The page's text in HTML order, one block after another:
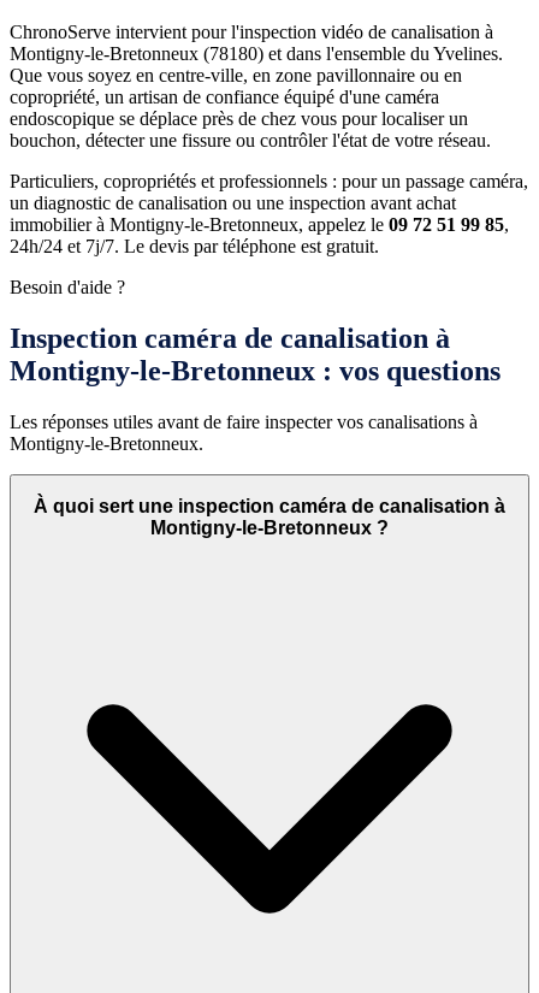
ChronoServe intervient pour l'inspection vidéo de canalisation à
Montigny-le-Bretonneux (78180) et dans l'ensemble du Yvelines.
Que vous soyez en centre-ville, en zone pavillonnaire ou en
copropriété, un artisan de confiance équipé d'une caméra
endoscopique se déplace près de chez vous pour localiser un
bouchon, détecter une fissure ou contrôler l'état de votre réseau.
Particuliers, copropriétés et professionnels : pour un passage caméra,
un diagnostic de canalisation ou une inspection avant achat
immobilier à Montigny-le-Bretonneux, appelez le 09 72 51 99 85,
24h/24 et 7j/7. Le devis par téléphone est gratuit.
Besoin d'aide ?
Inspection caméra de canalisation à
Montigny-le-Bretonneux : vos questions
Les réponses utiles avant de faire inspecter vos canalisations à
Montigny-le-Bretonneux.
À quoi sert une inspection caméra de canalisation à
Montigny-le-Bretonneux ?